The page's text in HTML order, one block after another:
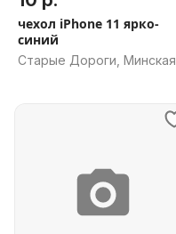
чехол iPhone 11 ярко-
синий
Старые Дороги, Минская